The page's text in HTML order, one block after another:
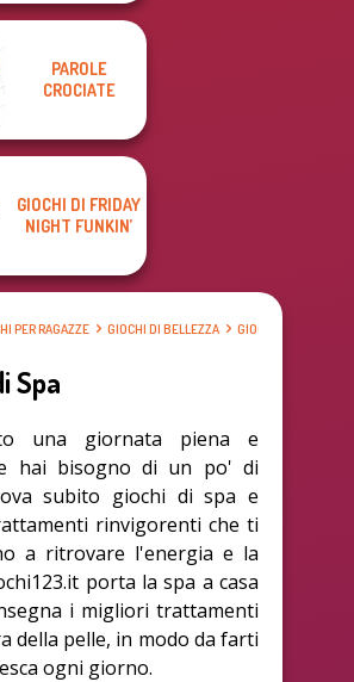
PAROLE
CROCIATE
GIOCHI DI FRIDAY
NIGHT FUNKIN’
PER RAGAZZE GIOCHI DI BELLEZZA GIOCHI DI SPA
Spa
una giornata piena e
hai bisogno di un po' di
subito giochi di spa e
rinvigorenti che ti
a ritrovare l'energia e la
porta la spa a casa
i migliori trattamenti
della pelle, in modo da farti
ogni giorno.